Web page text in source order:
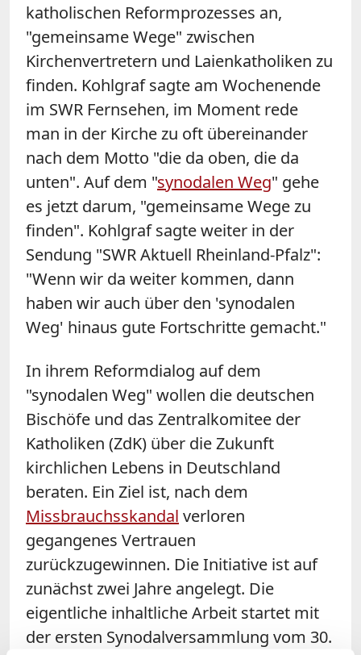
katholischen Reformprozesses an,
"gemeinsame Wege" zwischen
Kirchenvertretern und Laienkatholiken zu
finden. Kohlgrafsagte am Wochenende
im SWR Fernsehen, im Moment rede
man in der Kirche zu oft übereinander
nach dem Motto "die da oben, die da
unten". Auf dem "synodalen Weg" gehe
es jetzt darum, "gemeinsame Wege zu
finden". Kohlgrafsagte weiter in der
Sendung "SWR Aktuell Rheinland-Pfalz":
"Wenn wir da weiter kommen, dann
haben wir auch über den 'synodalen
Weg' hinaus gute Fortschritte gemacht."
In ihrem Reformdialog auf dem
"synodalen Weg" wollen die deutschen
Bischöfe und das Zentralkomitee der
Katholiken (ZdK) über die Zukunft
kirchlichen Lebens in Deutschland
beraten. Ein Ziel ist, nach dem
Missbrauchsskandal verloren
gegangenes Vertrauen
zurückzugewinnen. Die Initiative ist auf
zunächst zwei Jahre angelegt. Die
eigentliche inhaltliche Arbeit startet mit
der ersten Synodalversammlung vom 30.